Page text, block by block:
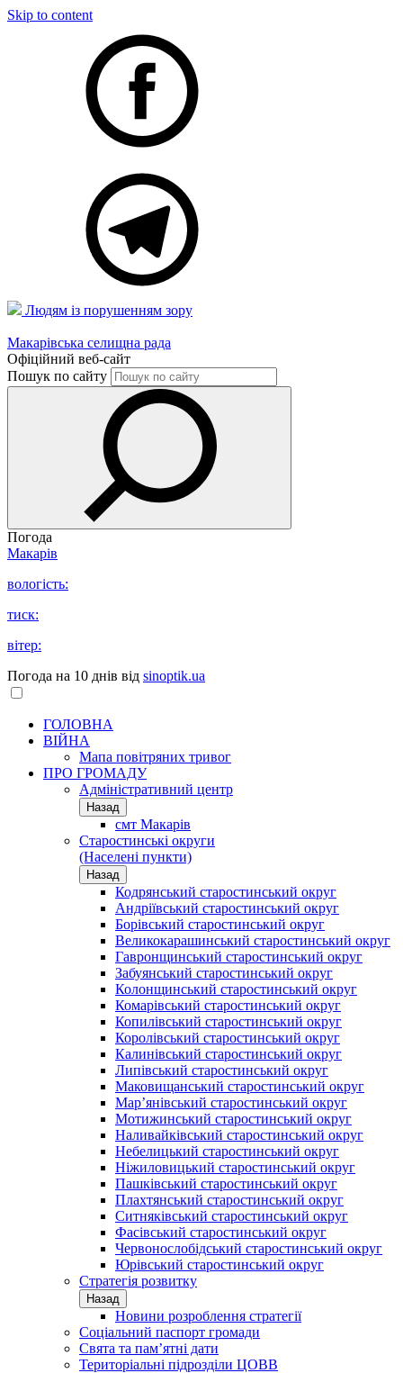
Skip to content
Людям із порушенням зору
Макарівська селищна рада
Офіційний веб-сайт
Пошук по сайту
Погода
Макарів
вологість:
тиск:
вітер:
Погода на 10 днів від sinoptik.ua
ГОЛОВНА
ВІЙНА
Мапа повітряних тривог
ПРО ГРОМАДУ
Aдміністративний центр
Назад
смт Макарів
Старостинські округи
(Населені пункти)
Назад
Кодрянський старостинський округ
Андріївський старостинський округ
Борівський старостинський округ
Великокарашинський старостинський округ
Гавронщинський старостинський округ
Забуянський старостинський округ
Колонщинський старостинський округ
Комарівський старостинський округ
Копилівський старостинський округ
Королівський старостинський округ
Калинівський старостинський округ
Липівський старостинський округ
Маковищанський старостинський округ
Мар’янівський старостинський округ
Мотижинський старостинський округ
Наливайківський старостинський округ
Небелицький старостинський округ
Ніжиловицький старостинський округ
Пашківський старостинський округ
Плахтянський старостинський округ
Ситняківський старостинський округ
Фасівський старостинський округ
Червонослобідський старостинський округ
Юрівський старостинський округ
Стратегія розвитку
Назад
Новини розроблення стратегії
Соціальний паспорт громади
Свята та пам’ятні дати
Територіальні підрозділи ЦОВВ